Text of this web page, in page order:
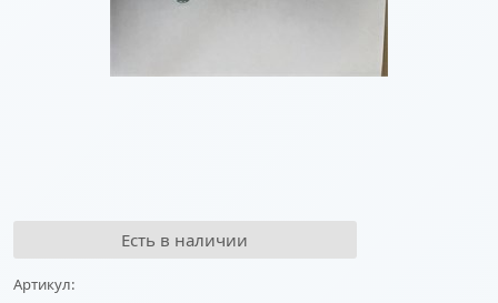
Есть в наличии
Артикул: